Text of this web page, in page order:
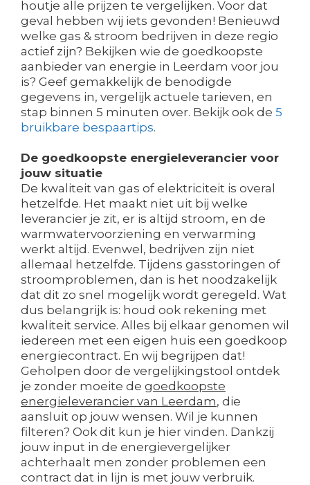
houtje alle prijzen te vergelijken. Voor dat
geval hebben wij iets gevonden! Benieuwd
welke gas & stroom bedrijven in deze regio
actief zijn? Bekijken wie de goedkoopste
aanbieder van energie in Leerdam voor jou
is? Geef gemakkelijk de benodigde
gegevens in, vergelijk actuele tarieven, en
stap binnen 5 minuten over. Bekijk ook de 5
bruikbare bespaartips.
De goedkoopste energieleverancier voor
jouw situatie
De kwaliteit van gas of elektriciteit is overal
hetzelfde. Het maakt niet uit bij welke
leverancier je zit, er is altijd stroom, en de
warmwatervoorziening en verwarming
werkt altijd. Evenwel, bedrijven zijn niet
allemaal hetzelfde. Tijdens gasstoringen of
stroomproblemen, dan is het noodzakelijk
dat dit zo snel mogelijk wordt geregeld. Wat
dus belangrijk is: houd ook rekening met
kwaliteit service. Alles bij elkaar genomen wil
iedereen met een eigen huis een goedkoop
energiecontract. En wij begrijpen dat!
Geholpen door de vergelijkingstool ontdek
je zonder moeite de goedkoopste
energieleverancier van Leerdam, die
aansluit op jouw wensen. Wil je kunnen
filteren? Ook dit kun je hier vinden. Dankzij
jouw input in de energievergelijker
achterhaalt men zonder problemen een
contract dat in lijn is met jouw verbruik.